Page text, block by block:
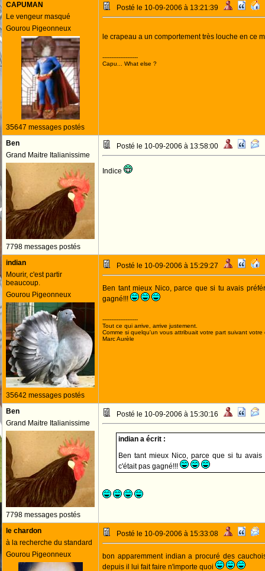
CAPUMAN
Le vengeur masqué
Gourou Pigeonneux
35647 messages postés
Posté le 10-09-2006 à 13:21:39
le crapeau a un comportement très louche en ce
--------------------
Capu... What else ?
Ben
Grand Maitre Italianissime
7798 messages postés
Posté le 10-09-2006 à 13:58:00
Indice
indian
Mourir, c'est partir
beaucoup.
Gourou Pigeonneux
35642 messages postés
Posté le 10-09-2006 à 15:29:27
Ben tant mieux Nico, parce que si tu avais
gagné!!!
--------------------
Tout ce qui arrive, arrive justement.
Comme si quelqu'un vous attribuait votre part suivant votre
Marc Aurèle
Ben
Grand Maitre Italianissime
7798 messages postés
Posté le 10-09-2006 à 15:30:16
indian a écrit :
Ben tant mieux Nico, parce que si tu
c'était pas gagné!!!
le chardon
à la recherche du standard
Gourou Pigeonneux
Posté le 10-09-2006 à 15:33:08
bon apparemment indian a procuré des
depuis il lui fait faire n'importe quoi